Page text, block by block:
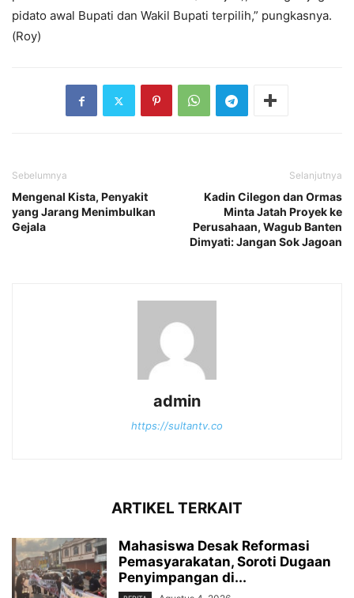
pidato awal Bupati dan Wakil Bupati terpilih,” pungkasnya.
(Roy)
Sebelumnya
Mengenal Kista, Penyakit
yang Jarang Menimbulkan
Gejala
Selanjutnya
Kadin Cilegon dan Ormas
Minta Jatah Proyek ke
Perusahaan, Wagub Banten
Dimyati: Jangan Sok Jagoan
admin
https://sultantv.co
ARTIKEL TERKAIT
Mahasiswa Desak Reformasi
Pemasyarakatan, Soroti Dugaan
Penyimpangan di...